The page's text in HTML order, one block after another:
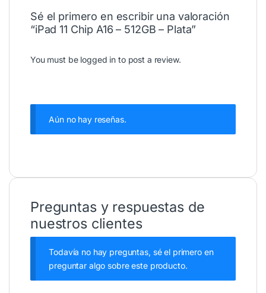
Sé el primero en escribir una valoración
“iPad 11 Chip A16 – 512GB – Plata”
You must be logged in to post a review.
Aún no hay reseñas.
Preguntas y respuestas de
nuestros clientes
Todavía no hay preguntas, sé el primero en
preguntar algo sobre este producto.